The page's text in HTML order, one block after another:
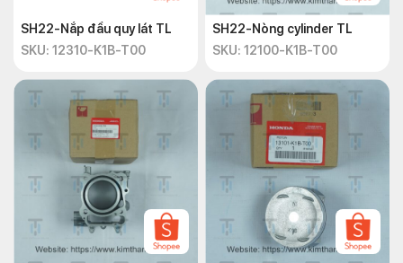
SH22-Nắp đầu quy lát TL
SKU: 12310-K1B-T00
SH22-Nòng cylinder TL
SKU: 12100-K1B-T00